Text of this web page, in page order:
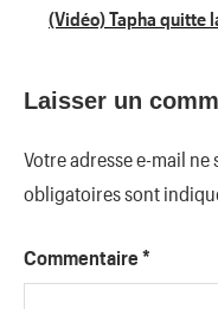
(Vidéo) Tapha quitte
Laisser un
Votre adresse e-mail ne
obligatoires sont
Commentaire *